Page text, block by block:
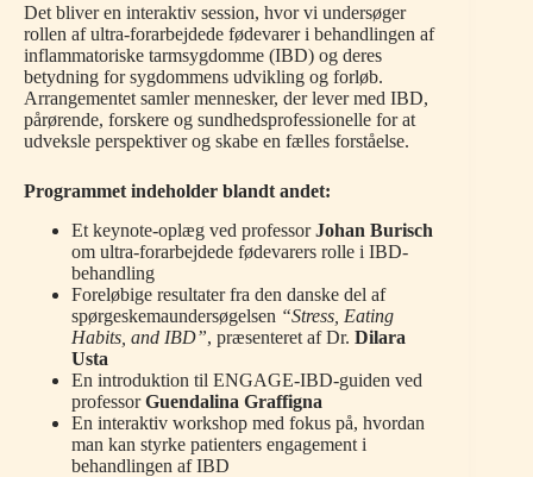
Det bliver en interaktiv session, hvor vi undersøger
rollen af ultra-forarbejdede fødevarer i behandlingen af
inflammatoriske tarmsygdomme (IBD) og deres
betydning for sygdommens udvikling og forløb.
Arrangementet samler mennesker, der lever med IBD,
pårørende, forskere og sundhedsprofessionelle for at
udveksle perspektiver og skabe en fælles forståelse.
Programmet indeholder blandt andet:
Et keynote-oplæg ved professorJohan Burisch
om ultra-forarbejdede fødevarers rolle i IBD-
behandling
Foreløbige resultater fra den danske del af
spørgeskemaundersøgelsen “Stress, Eating
Habits, and IBD”, præsenteret af Dr. Dilara
Usta
En introduktion til ENGAGE-IBD-guiden ved
professorGuendalina Graffigna
En interaktiv workshop med fokus på, hvordan
man kan styrke patienters engagement i
behandlingen af IBD